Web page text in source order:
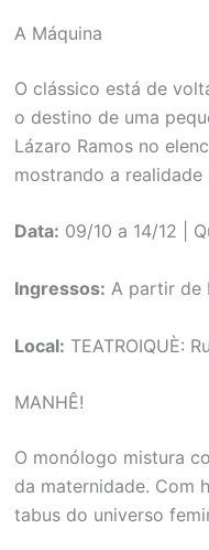
A Máquina
O clássico está de
o destino de uma
Lázaro Ramos no
mostrando a
Data: 09/10 a 14/12 |
Ingressos: A partir de
Local: TEATROIQUÈ:
MANHÊ!
O monólogo mistura
da maternidade. Com
tabus do universo